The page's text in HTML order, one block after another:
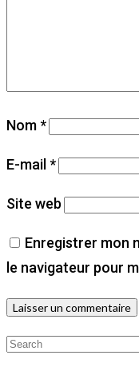
Nom*
E-mail*
Site web
Enregistrer mon
le navigateur pour
Search